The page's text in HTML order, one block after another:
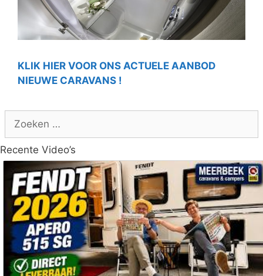
KLIK HIER VOOR ONS ACTUELE AANBOD
NIEUWE CARAVANS !
Zoek
Recente Video’s